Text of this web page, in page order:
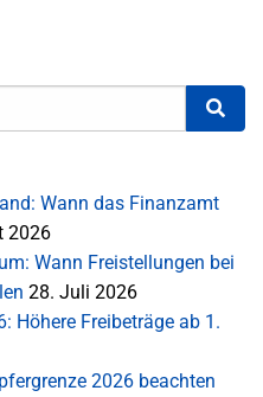
Wann das Finanzamt
2026
Wann Freistellungen bei
28. Juli 2026
Höhere Freibeträge ab 1.
2026 beachten